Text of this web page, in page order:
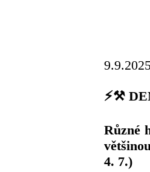
⚡️⚒
Různé
4. 7.)